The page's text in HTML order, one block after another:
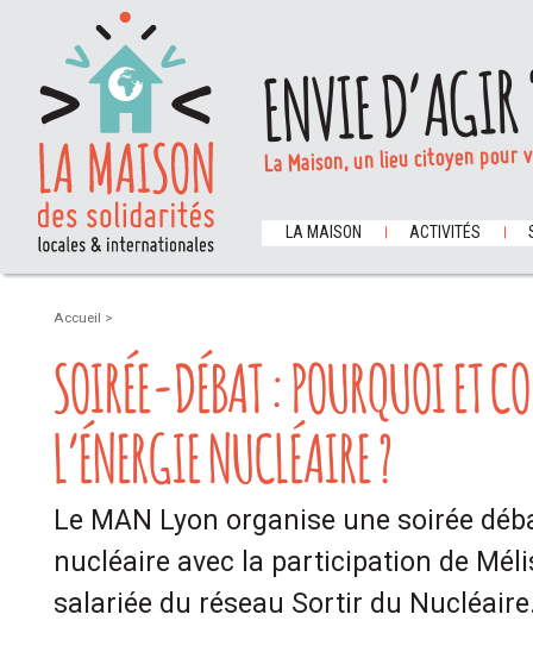
ENVIE
La Maison, un lieu citoyen
LA MAISON ACTIVITÉS
Accueil >
SOIRÉE-DÉBAT : POURQUOI ET
L’ÉNERGIE NUCLÉAIRE ?
Le MAN Lyon organise une soirée
nucléaire avec la participation de
salariée du réseau Sortir du